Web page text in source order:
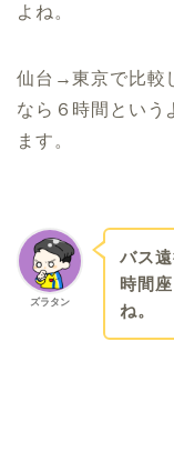
よね。
仙台→東京で比較
なら６時間という
ます。
ズラタン
バス
時間
ね。